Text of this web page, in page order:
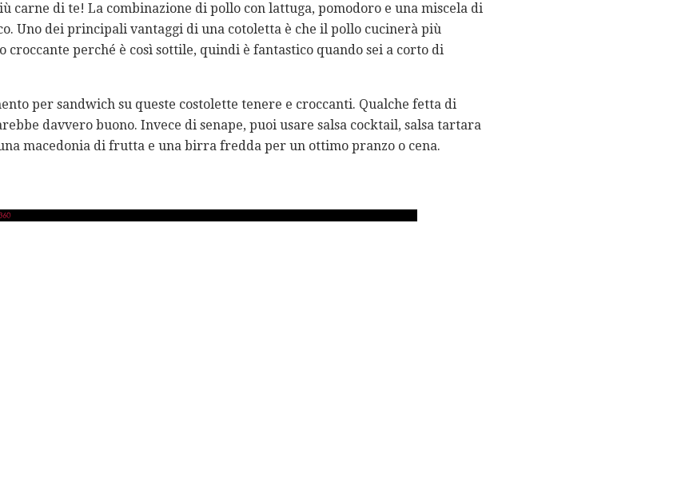
carne di te! La combinazione di pollo con lattuga, pomodoro e una miscela di
Uno dei principali vantaggi di una cotoletta è che il pollo cucinerà più
croccante perché è così sottile, quindi è fantastico quando sei a corto di
per sandwich su queste costolette tenere e croccanti. Qualche fetta di
davvero buono. Invece di senape, puoi usare salsa cocktail, salsa tartara
macedonia di frutta e una birra fredda per un ottimo pranzo o cena.